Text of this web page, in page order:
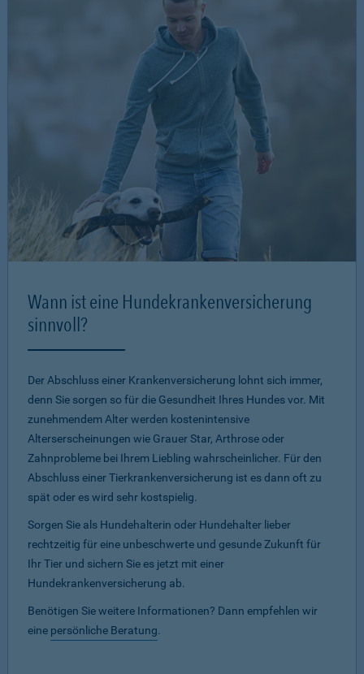
Wann ist eine Hundekrankenversicherung
sinnvoll?
Der Abschluss einer Krankenversicherung lohnt sich immer,
denn Sie sorgen so für die Gesundheit Ihres Hundes vor. Mit
zunehmendem Alter werden kostenintensive
Alterserscheinungen wie Grauer Star, Arthrose oder
Zahnprobleme bei Ihrem Liebling wahrscheinlicher. Für den
Abschluss einer Tierkrankenversicherung ist es dann oft zu
spät oder es wird sehr kostspielig.
Sorgen Sie als Hundehalterin oder Hundehalter lieber
rechtzeitig für eine unbeschwerte und gesunde Zukunft für
Ihr Tier und sichern Sie es jetzt mit einer
Hundekrankenversicherung ab.
Benötigen Sie weitere Informationen? Dann empfehlen wir
eine persönliche Beratung.